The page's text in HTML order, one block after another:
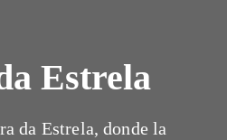
Estrela
da Estrela, donde la